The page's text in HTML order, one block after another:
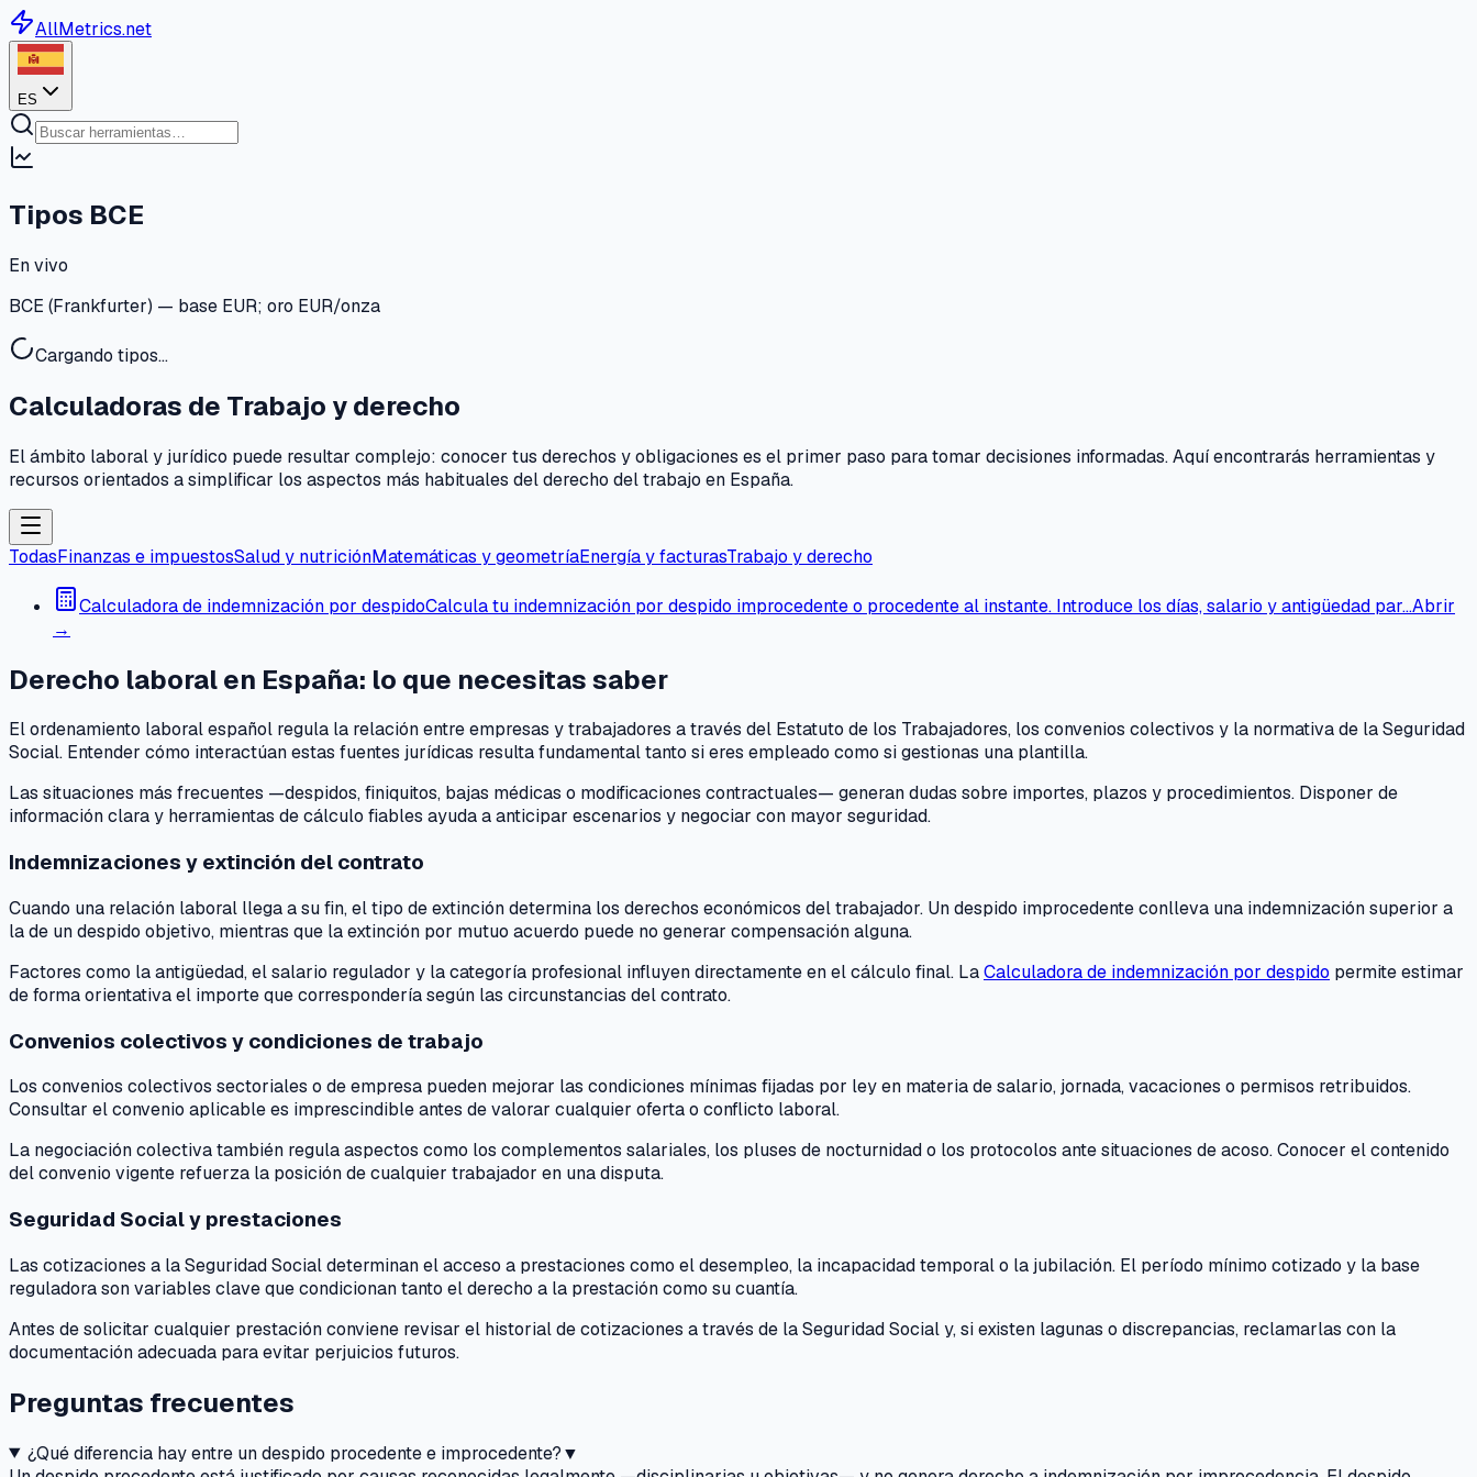
AllMetrics.net
ES
Tipos BCE
En vivo
BCE (Frankfurter) — base EUR; oro EUR/onza
Cargando tipos…
Calculadoras de Trabajo y derecho
El ámbito laboral y jurídico puede resultar complejo: conocer tus derechos y obligaciones es el primer paso para tomar decisiones informadas. Aquí encontrarás herramientas y
recursos orientados a simplificar los aspectos más habituales del derecho del trabajo en España.
TodasFinanzas e impuestosSalud y nutriciónMatemáticas y geometríaEnergía y facturasTrabajo y derecho
Calculadora de indemnización por despidoCalcula tu indemnización por despido improcedente o procedente al instante. Introduce los días, salario y antigüedad par…Abrir
→
Derecho laboral en España: lo que necesitas saber
El ordenamiento laboral español regula la relación entre empresas y trabajadores a través del Estatuto de los Trabajadores, los convenios colectivos y la normativa de la Seguridad
Social. Entender cómo interactúan estas fuentes jurídicas resulta fundamental tanto si eres empleado como si gestionas una plantilla.
Las situaciones más frecuentes —despidos, finiquitos, bajas médicas o modificaciones contractuales— generan dudas sobre importes, plazos y procedimientos. Disponer de
información clara y herramientas de cálculo fiables ayuda a anticipar escenarios y negociar con mayor seguridad.
Indemnizaciones y extinción del contrato
Cuando una relación laboral llega a su fin, el tipo de extinción determina los derechos económicos del trabajador. Un despido improcedente conlleva una indemnización superior a
la de un despido objetivo, mientras que la extinción por mutuo acuerdo puede no generar compensación alguna.
Factores como la antigüedad, el salario regulador y la categoría profesional influyen directamente en el cálculo final. LaCalculadora de indemnización por despido permite estimar
de forma orientativa el importe que correspondería según las circunstancias del contrato.
Convenios colectivos y condiciones de trabajo
Los convenios colectivos sectoriales o de empresa pueden mejorar las condiciones mínimas fijadas por ley en materia de salario, jornada, vacaciones o permisos retribuidos.
Consultar el convenio aplicable es imprescindible antes de valorar cualquier oferta o conflicto laboral.
La negociación colectiva también regula aspectos como los complementos salariales, los pluses de nocturnidad o los protocolos ante situaciones de acoso. Conocer el contenido
del convenio vigente refuerza la posición de cualquier trabajador en una disputa.
Seguridad Social y prestaciones
Las cotizaciones a la Seguridad Social determinan el acceso a prestaciones como el desempleo, la incapacidad temporal o la jubilación. El período mínimo cotizado y la base
reguladora son variables clave que condicionan tanto el derecho a la prestación como su cuantía.
Antes de solicitar cualquier prestación conviene revisar el historial de cotizaciones a través de la Seguridad Social y, si existen lagunas o discrepancias, reclamarlas con la
documentación adecuada para evitar perjuicios futuros.
Preguntas frecuentes
¿Qué diferencia hay entre un despido procedente e improcedente?▼